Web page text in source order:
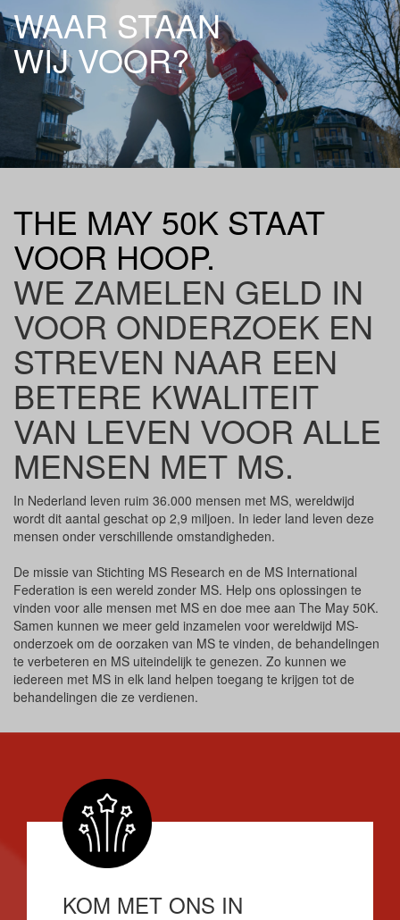
WAAR STAAN
WIJ VOOR?
THE MAY 50K STAAT
VOOR HOOP.
WE ZAMELEN GELD IN
VOOR ONDERZOEK EN
STREVEN NAAR EEN
BETERE KWALITEIT
VAN LEVEN VOOR ALLE
MENSEN MET MS.
In Nederland leven ruim 36.000 mensen met MS, wereldwijd
wordt dit aantal geschat op 2,9 miljoen. In ieder land leven deze
mensen onder verschillende omstandigheden.
De missie van Stichting MS Research en de MS International
Federation is een wereld zonder MS. Help ons oplossingen te
vinden voor alle mensen met MS en doe mee aan The May 50K.
Samen kunnen we meer geld inzamelen voor wereldwijd MS-
onderzoek om de oorzaken van MS te vinden, de behandelingen
te verbeteren en MS uiteindelijk te genezen. Zo kunnen we
iedereen met MS in elk land helpen toegang te krijgen tot de
behandelingen die ze verdienen.
KOM MET ONS IN